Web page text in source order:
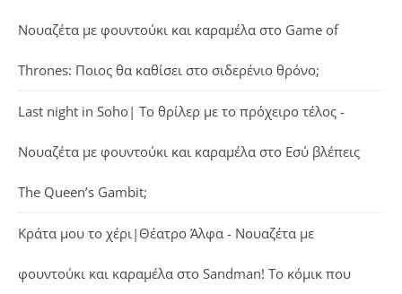
Νουαζέτα με φουντούκι και καραμέλα στο Game of
Thrones: Ποιος θα καθίσει στο σιδερένιο θρόνο;
Last night in Soho| Το θρίλερ με το πρόχειρο τέλος -
Νουαζέτα με φουντούκι και καραμέλα στο Εσύ βλέπεις
The Queen’s Gambit;
Κράτα μου το χέρι|Θέατρο Άλφα - Νουαζέτα με
φουντούκι και καραμέλα στο Sandman! Το κόμικ που